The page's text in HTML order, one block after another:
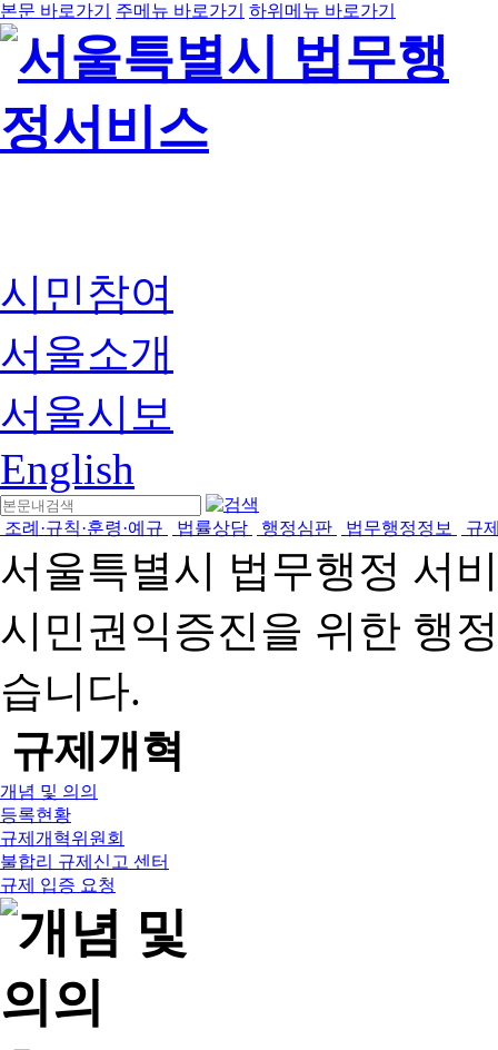
본문 바로가기 주메뉴 바로가기 하위메뉴 바로가기
시민참여
서울소개
서울시보
English
조례·규칙·훈령·예규 법률상담 행정심판 법무행정정보 규
서울특별시 법무행정 서
시민권익증진을 위한 행
습니다.
규제개혁
개념 및 의의
등록현황
규제개혁위원회
불합리 규제신고 센터
규제 입증 요청